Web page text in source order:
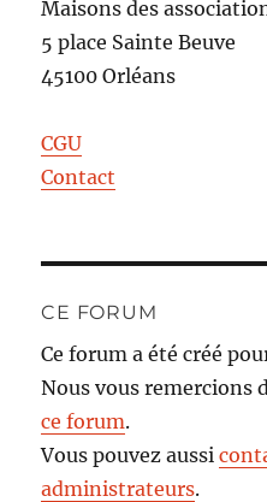
Maisons des
5 place Sainte Beuve
45100 Orléans
CGU
Contact
CE FORUM
Ce forum a été créé
Nous vous remercions
ce forum.
Vous pouvez aussi
administrateurs.